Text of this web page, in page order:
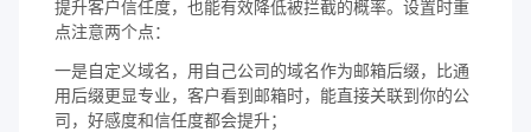
提升客户信任度，也能有效降低被拦截的概率。设置时重
点注意两个点：
一是自定义域名，用自己公司的域名作为邮箱后缀，比通
用后缀更显专业，客户看到邮箱时，能直接关联到你的公
司，好感度和信任度都会提升；